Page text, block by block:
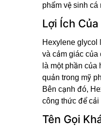
phẩm vệ sinh
Lợi Ích
Hexylene glycol
và cảm giác của
là một phần
quản trong mỹ
Bên cạnh đó,
công thức để cải
Tên Gọi